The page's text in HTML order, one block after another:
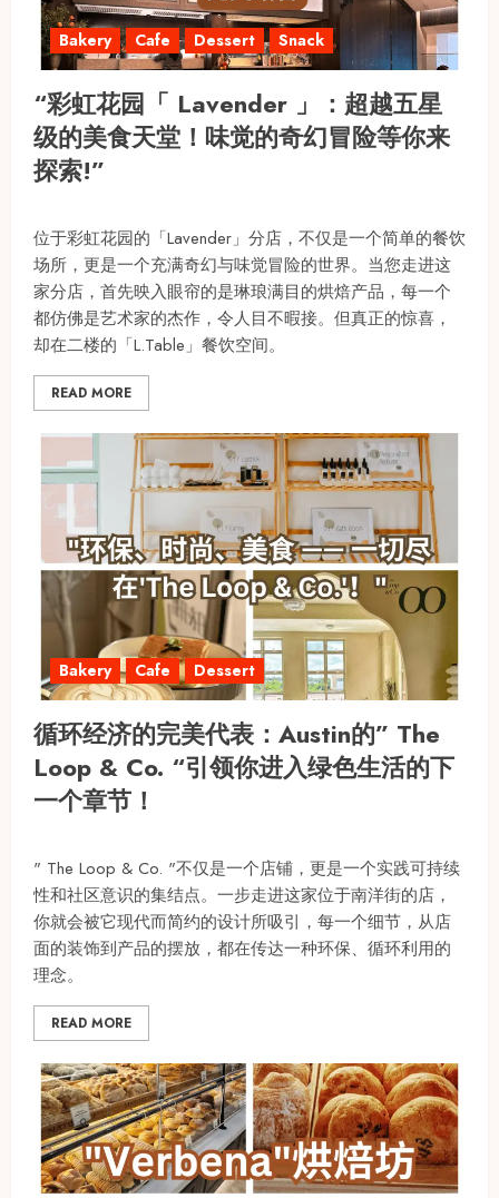
Bakery Cafe Dessert Snack
“彩虹花园「 Lavender 」：超越五星
级的美食天堂！味觉的奇幻冒险等你来
探索!”
位于彩虹花园的「Lavender」分店，不仅是一个简单的餐饮
场所，更是一个充满奇幻与味觉冒险的世界。当您走进这
家分店，首先映入眼帘的是琳琅满目的烘焙产品，每一个
都仿佛是艺术家的杰作，令人目不暇接。但真正的惊喜，
却在二楼的「L.Table」餐饮空间。
READ MORE
Bakery Cafe Dessert
循环经济的完美代表：Austin的” The
Loop & Co. “引领你进入绿色生活的下
一个章节！
" The Loop & Co. "不仅是一个店铺，更是一个实践可持续
性和社区意识的集结点。一步走进这家位于南洋街的店，
你就会被它现代而简约的设计所吸引，每一个细节，从店
面的装饰到产品的摆放，都在传达一种环保、循环利用的
理念。
READ MORE